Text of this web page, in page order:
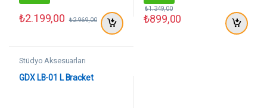
₺2.199,00 ₺2.969,00 ₺899,00
₺1.349,00
Stüdyo Aksesuarları
GDX LB-01 L Bracket